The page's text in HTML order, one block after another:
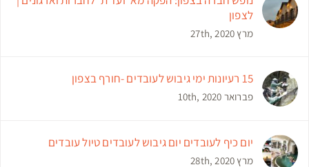
לצפון
מרץ 27th, 2020
15 רעיונות ימי גיבוש לעובדים -חורף בצפון
פברואר 10th, 2020
יום כיף לעובדים יום גיבוש לעובדים טיול עובדים
מרץ 28th, 2020